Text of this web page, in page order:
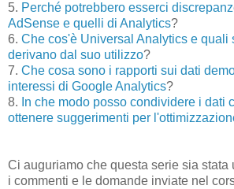
5. Perché potrebbero esserci
AdSense e quelli di Analytics?
6. Che cos'è Universal Analytics e quali
derivano dal suo utilizzo?
7. Che cosa sono i rapporti sui dati
interessi di Google Analytics?
8. In che modo posso condividere i dati
ottenere suggerimenti per
Ci auguriamo che questa serie sia stata
i commenti e le domande inviate nel